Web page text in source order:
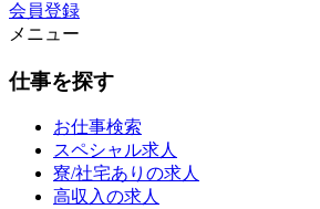
会員登録
メニュー
仕事を探す
お仕事検索
スペシャル求人
寮/社宅ありの求人
高収入の求人